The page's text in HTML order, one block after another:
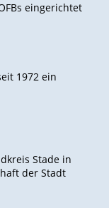
eingerichtet
1972 ein
Stade in
der Stadt